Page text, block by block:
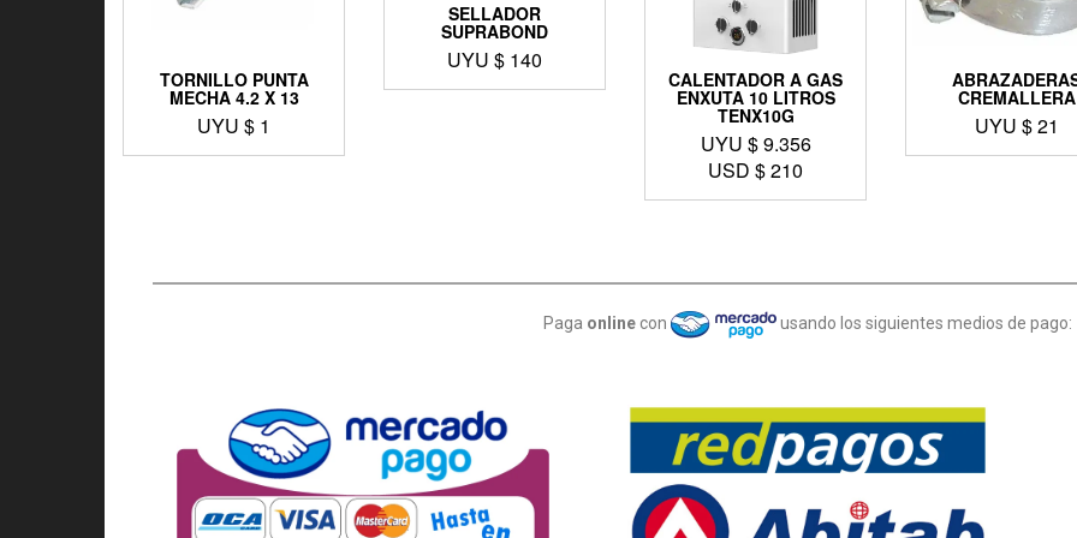
TORNILLO PUNTA
MECHA 4.2 X 13
UYU $ 1
SELLADOR
SUPRABOND
UYU $ 140
CALENTADOR A GAS
ENXUTA 10 LITROS
TENX10G
UYU $9.356
USD $210
CREMALLERA
UYU $21
Paga online con usando los siguientes medios de pago: